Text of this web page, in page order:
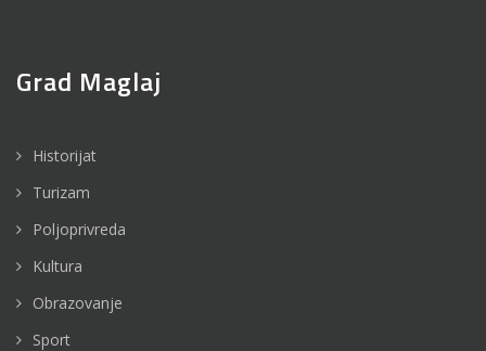
Grad Maglaj
Historijat
Turizam
Poljoprivreda
Kultura
Obrazovanje
Sport